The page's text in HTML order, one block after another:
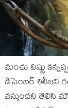
మంచు విష్ణు
డిసెంబర్ రిలీజని
వస్తుందని తెలిసి